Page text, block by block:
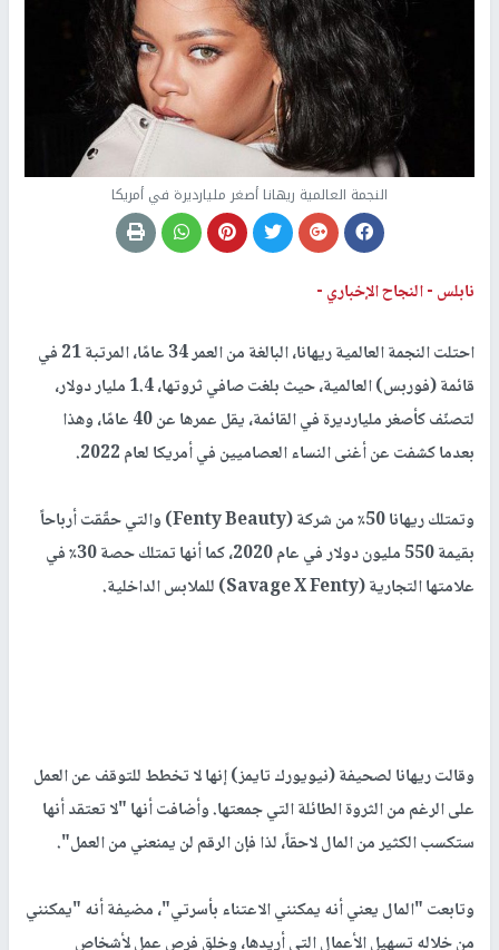
النجمة العالمية ريهانا أصغر مليارديرة في أمريكا
نابلس -النجاح الإخباري -
احتلت النجمة العالمية ريهانا، البالغة من العمر 34 عامًا، المرتبة 21 في
قائمة (فوربس) العالمية، حيث بلغت صافي ثروتها، 1.4 مليار دولار،
لتصنّف كأصغر مليارديرة في القائمة، يقل عمرها عن 40 عامًا، وهذا
بعدما كشفت عن أغنى النساء العصاميين في أمريكا لعام 2022.
وتمتلك ريهانا 50٪ من شركة (Fenty Beauty) والتي حقّقت أرباحاً
بقيمة 550 مليون دولار في عام 2020، كما أنها تمتلك حصة 30٪ في
علامتها التجارية (Savage X Fenty) للملابس الداخلية.
وقالت ريهانا لصحيفة (نيويورك تايمز) إنها لا تخطط للتوقف عن العمل
على الرغم من الثروة الطائلة التي جمعتها. وأضافت أنها "لا تعتقد أنها
ستكسب الكثير من المال لاحقاً، لذا فإن الرقم لن يمنعني من العمل".
وتابعت "المال يعني أنه يمكنني الاعتناء بأسرتي"، مضيفة أنه "يمكنني